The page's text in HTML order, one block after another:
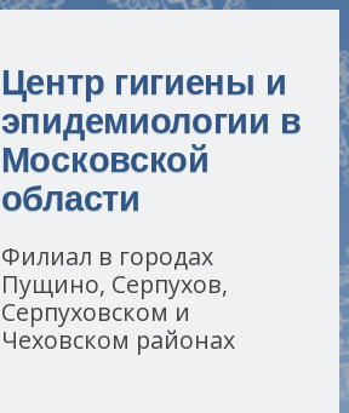
Центр гигиены и
эпидемиологии в
Московской
области
Филиал в городах
Пущино, Серпухов,
Серпуховском и
Чеховском районах